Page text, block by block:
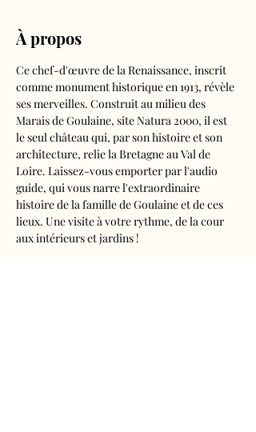
À propos
Ce chef-d'œuvre de la Renaissance, inscrit
comme monument historique en 1913, révèle
ses merveilles. Construit au milieu des
Marais de Goulaine, site Natura 2000, il est
le seul château qui, par son histoire et son
architecture, relie la Bretagne au Val de
Loire. Laissez-vous emporter par l'audio
guide, qui vous narre l'extraordinaire
histoire de la famille de Goulaine et de ces
lieux. Une visite à votre rythme, de la cour
aux intérieurs et jardins !